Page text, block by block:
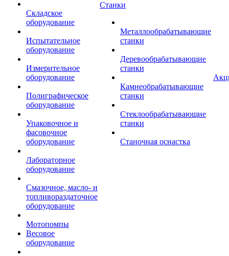
Складское
оборудование
Испытательное
оборудование
Измерительное
оборудование
Полиграфическое
оборудование
Упаковочное и
фасовочное
оборудование
Лабораторное
оборудование
Смазочное, масло- и
топливораздаточное
оборудование
Мотопомпы
Весовое
оборудование
Станки
Металлообрабатывающие
станки
Деревообрабатывающие
станки
Камнеобрабатывающие
станки
Стеклообрабатывающие
станки
Станочная оснастка